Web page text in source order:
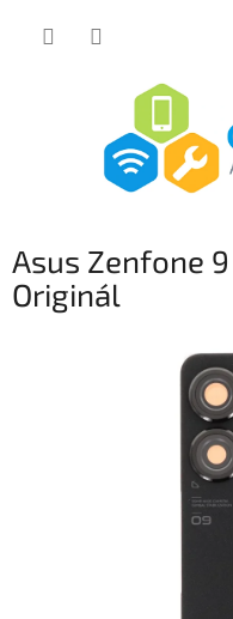
Asus Zenfone
Originál